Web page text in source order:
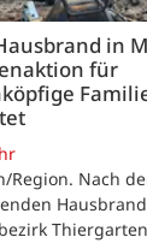
in
für
Region. Nach